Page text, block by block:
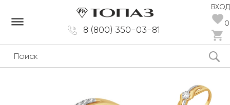
8 (800) 350-03-81
ВХОД
0
dehaze